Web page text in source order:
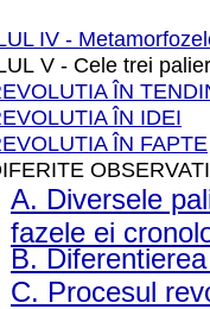
IV -
V - Cele trei
ÎN
ÎN IDEI
ÎN FAPTE
A. Diversele
fazele ei
B.
C. Procesul